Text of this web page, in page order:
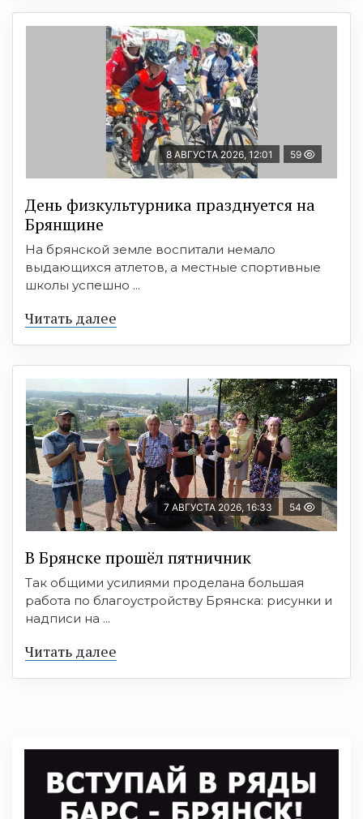
8 АВГУСТА 2026, 12:01 59
День физкультурника празднуется на
Брянщине
На брянской земле воспитали немало
выдающихся атлетов, а местные спортивные
школы успешно ...
Читать далее
7 АВГУСТА 2026, 16:33 54
В Брянске прошёл пятничник
Так общими усилиями проделана большая
работа по благоустройству Брянска: рисунки и
надписи на ...
Читать далее